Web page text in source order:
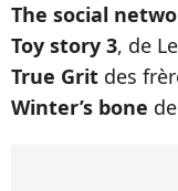
The social
Toy story 3, de
True Grit des
Winter’s bone